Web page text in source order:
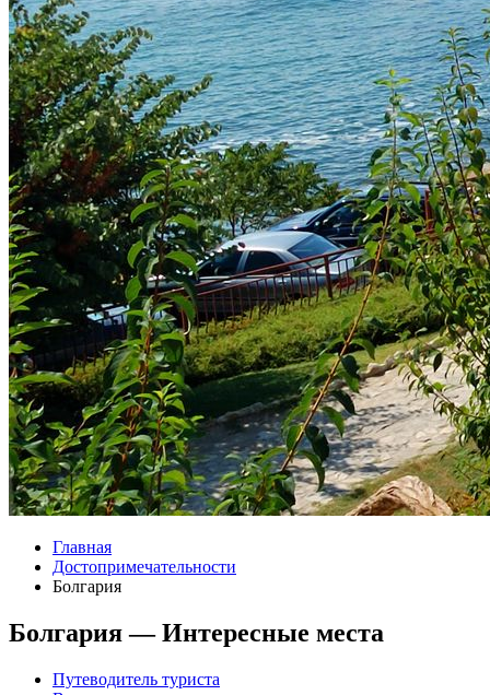
Главная
Достопримечательности
Болгария
Болгария — Интересные места
Путеводитель туриста